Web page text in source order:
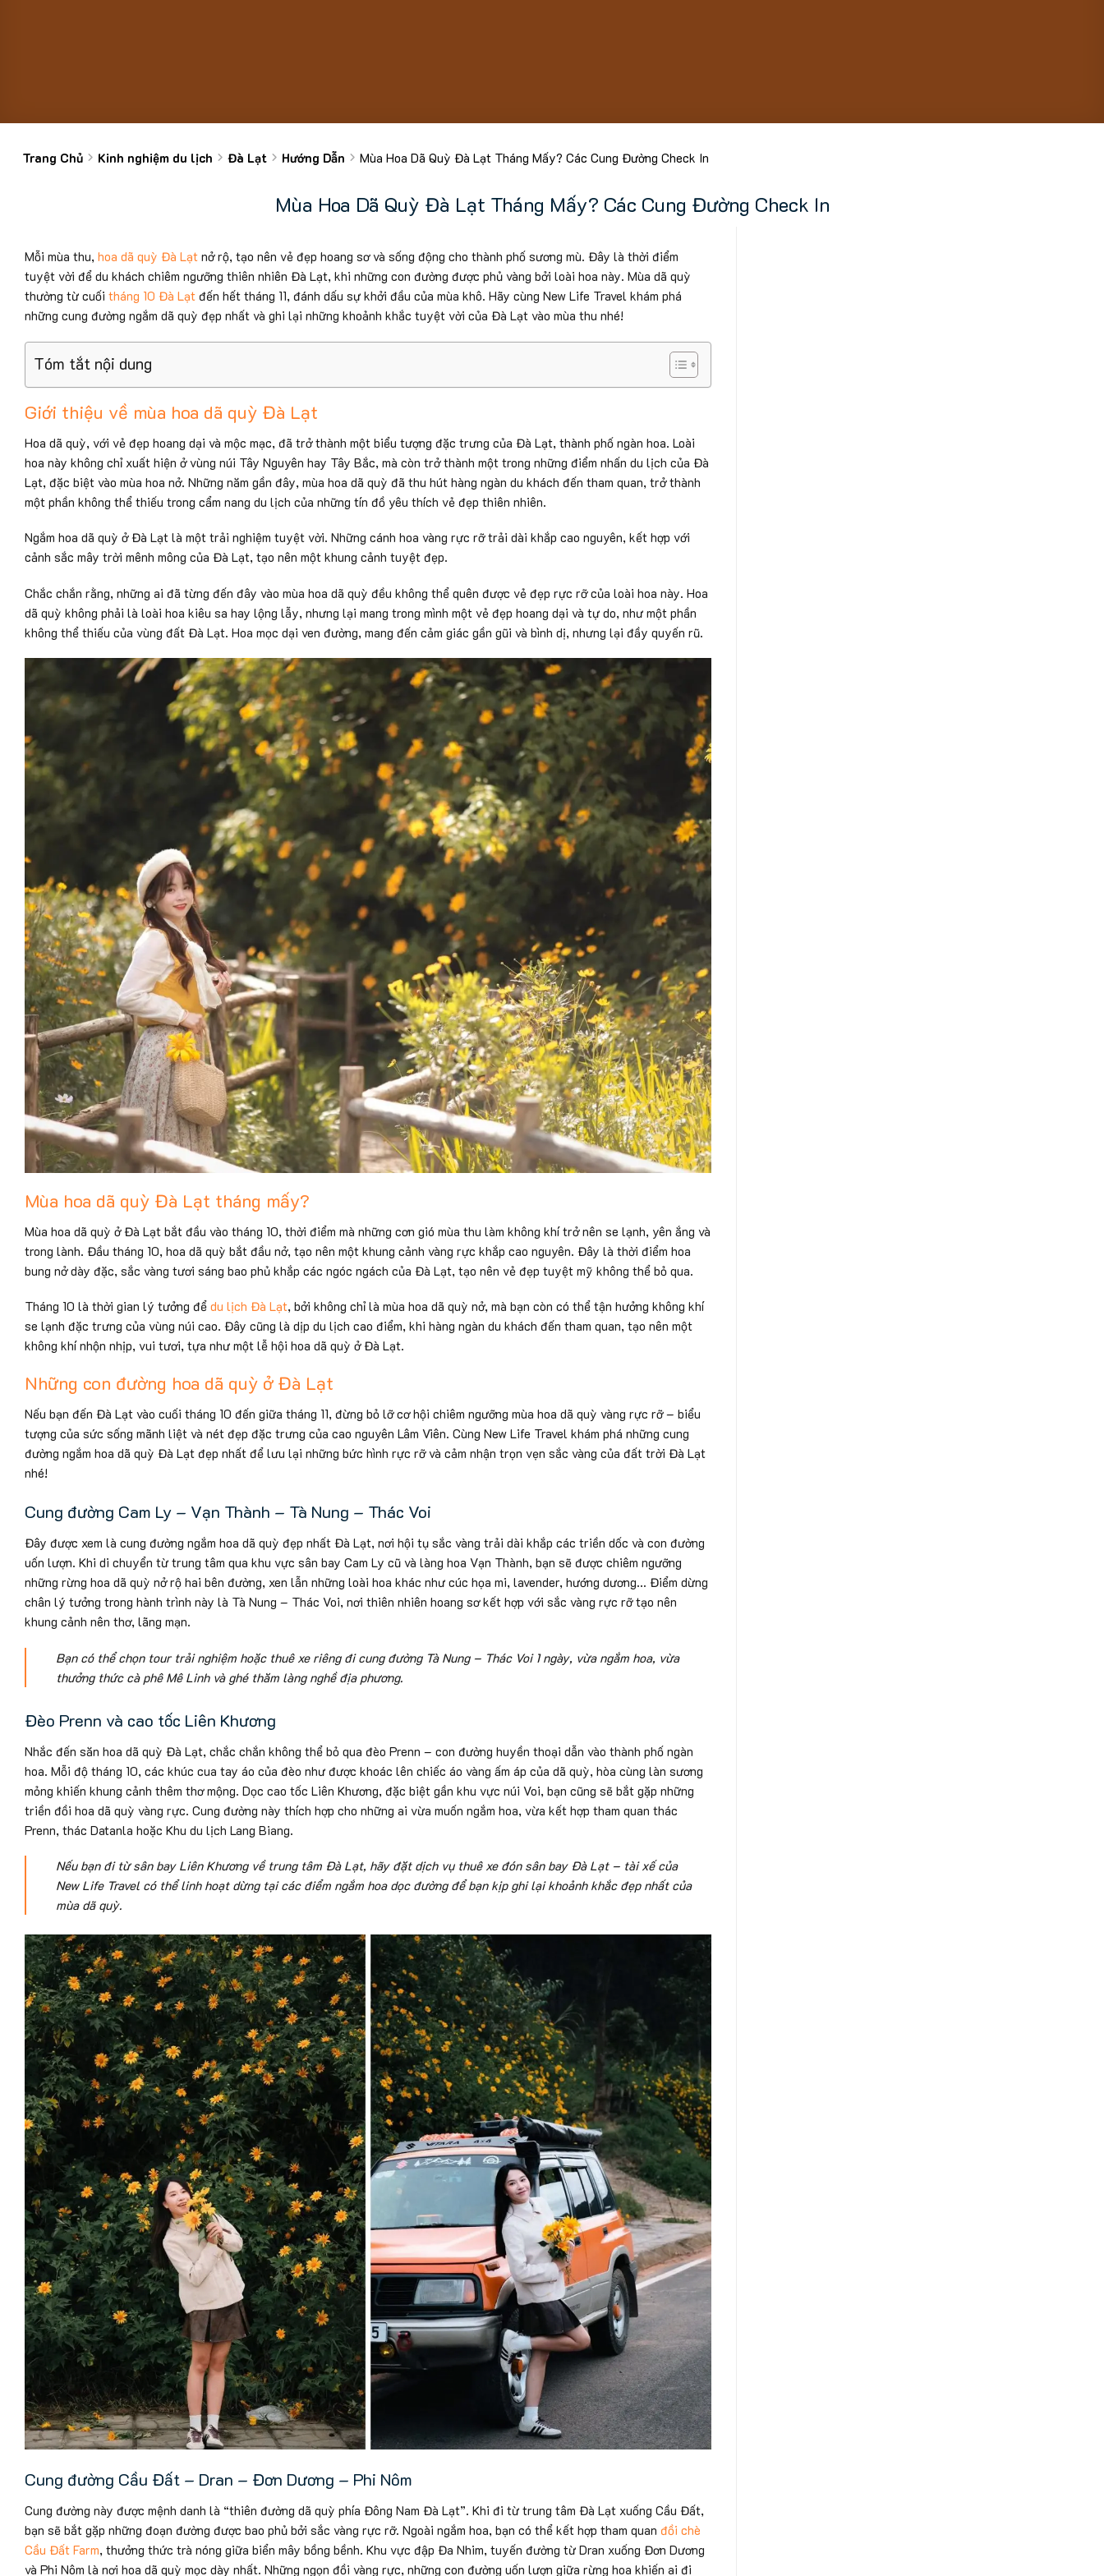
Trang Chủ Kinh nghiệm du lịch Đà Lạt Hướng Dẫn Mùa Hoa Dã Quỳ Đà Lạt Tháng Mấy? Các Cung Đường Check In
Mùa Hoa Dã Quỳ Đà Lạt Tháng Mấy? Các Cung Đường Check In
Mỗi mùa thu, hoa dã quỳ Đà Lạt nở rộ, tạo nên vẻ đẹp hoang sơ và sống động cho thành phố sương mù. Đây là thời điểm
tuyệt vời để du khách chiêm ngưỡng thiên nhiên Đà Lạt, khi những con đường được phủ vàng bởi loài hoa này. Mùa dã quỳ
thường từ cuối tháng 10 Đà Lạt đến hết tháng 11, đánh dấu sự khởi đầu của mùa khô. Hãy cùng New Life Travel khám phá
những cung đường ngắm dã quỳ đẹp nhất và ghi lại những khoảnh khắc tuyệt vời của Đà Lạt vào mùa thu nhé!
Tóm tắt nội dung
Giới thiệu về mùa hoa dã quỳ Đà Lạt
Hoa dã quỳ, với vẻ đẹp hoang dại và mộc mạc, đã trở thành một biểu tượng đặc trưng của Đà Lạt, thành phố ngàn hoa. Loài
hoa này không chỉ xuất hiện ở vùng núi Tây Nguyên hay Tây Bắc, mà còn trở thành một trong những điểm nhấn du lịch của Đà
Lạt, đặc biệt vào mùa hoa nở. Những năm gần đây, mùa hoa dã quỳ đã thu hút hàng ngàn du khách đến tham quan, trở thành
một phần không thể thiếu trong cẩm nang du lịch của những tín đồ yêu thích vẻ đẹp thiên nhiên.
Ngắm hoa dã quỳ ở Đà Lạt là một trải nghiệm tuyệt vời. Những cánh hoa vàng rực rỡ trải dài khắp cao nguyên, kết hợp với
cảnh sắc mây trời mênh mông của Đà Lạt, tạo nên một khung cảnh tuyệt đẹp.
Chắc chắn rằng, những ai đã từng đến đây vào mùa hoa dã quỳ đều không thể quên được vẻ đẹp rực rỡ của loài hoa này. Hoa
dã quỳ không phải là loài hoa kiêu sa hay lộng lẫy, nhưng lại mang trong mình một vẻ đẹp hoang dại và tự do, như một phần
không thể thiếu của vùng đất Đà Lạt. Hoa mọc dại ven đường, mang đến cảm giác gần gũi và bình dị, nhưng lại đầy quyến rũ.
Mùa hoa dã quỳ Đà Lạt tháng mấy?
Mùa hoa dã quỳ ở Đà Lạt bắt đầu vào tháng 10, thời điểm mà những cơn gió mùa thu làm không khí trở nên se lạnh, yên ắng và
trong lành. Đầu tháng 10, hoa dã quỳ bắt đầu nở, tạo nên một khung cảnh vàng rực khắp cao nguyên. Đây là thời điểm hoa
bung nở dày đặc, sắc vàng tươi sáng bao phủ khắp các ngóc ngách của Đà Lạt, tạo nên vẻ đẹp tuyệt mỹ không thể bỏ qua.
Tháng 10 là thời gian lý tưởng để du lịch Đà Lạt, bởi không chỉ là mùa hoa dã quỳ nở, mà bạn còn có thể tận hưởng không khí
se lạnh đặc trưng của vùng núi cao. Đây cũng là dịp du lịch cao điểm, khi hàng ngàn du khách đến tham quan, tạo nên một
không khí nhộn nhịp, vui tươi, tựa như một lễ hội hoa dã quỳ ở Đà Lạt.
Những con đường hoa dã quỳ ở Đà Lạt
Nếu bạn đến Đà Lạt vào cuối tháng 10 đến giữa tháng 11, đừng bỏ lỡ cơ hội chiêm ngưỡng mùa hoa dã quỳ vàng rực rỡ – biểu
tượng của sức sống mãnh liệt và nét đẹp đặc trưng của cao nguyên Lâm Viên. Cùng New Life Travel khám phá những cung
đường ngắm hoa dã quỳ Đà Lạt đẹp nhất để lưu lại những bức hình rực rỡ và cảm nhận trọn vẹn sắc vàng của đất trời Đà Lạt
nhé!
Cung đường Cam Ly – Vạn Thành – Tà Nung – Thác Voi
Đây được xem là cung đường ngắm hoa dã quỳ đẹp nhất Đà Lạt, nơi hội tụ sắc vàng trải dài khắp các triền dốc và con đường
uốn lượn. Khi di chuyển từ trung tâm qua khu vực sân bay Cam Ly cũ và làng hoa Vạn Thành, bạn sẽ được chiêm ngưỡng
những rừng hoa dã quỳ nở rộ hai bên đường, xen lẫn những loài hoa khác như cúc họa mi, lavender, hướng dương… Điểm dừng
chân lý tưởng trong hành trình này là Tà Nung – Thác Voi, nơi thiên nhiên hoang sơ kết hợp với sắc vàng rực rỡ tạo nên
khung cảnh nên thơ, lãng mạn.
Bạn có thể chọn tour trải nghiệm hoặc thuê xe riêng đi cung đường Tà Nung – Thác Voi 1 ngày, vừa ngắm hoa, vừa
thưởng thức cà phê Mê Linh và ghé thăm làng nghề địa phương.
Đèo Prenn và cao tốc Liên Khương
Nhắc đến săn hoa dã quỳ Đà Lạt, chắc chắn không thể bỏ qua đèo Prenn – con đường huyền thoại dẫn vào thành phố ngàn
hoa. Mỗi độ tháng 10, các khúc cua tay áo của đèo như được khoác lên chiếc áo vàng ấm áp của dã quỳ, hòa cùng làn sương
mỏng khiến khung cảnh thêm thơ mộng. Dọc cao tốc Liên Khương, đặc biệt gần khu vực núi Voi, bạn cũng sẽ bắt gặp những
triền đồi hoa dã quỳ vàng rực. Cung đường này thích hợp cho những ai vừa muốn ngắm hoa, vừa kết hợp tham quan thác
Prenn, thác Datanla hoặc Khu du lịch Lang Biang.
Nếu bạn đi từ sân bay Liên Khương về trung tâm Đà Lạt, hãy đặt dịch vụ thuê xe đón sân bay Đà Lạt – tài xế của
New Life Travel có thể linh hoạt dừng tại các điểm ngắm hoa dọc đường để bạn kịp ghi lại khoảnh khắc đẹp nhất của
mùa dã quỳ.
Cung đường Cầu Đất – Dran – Đơn Dương – Phi Nôm
Cung đường này được mệnh danh là “thiên đường dã quỳ phía Đông Nam Đà Lạt”. Khi đi từ trung tâm Đà Lạt xuống Cầu Đất,
bạn sẽ bắt gặp những đoạn đường được bao phủ bởi sắc vàng rực rỡ. Ngoài ngắm hoa, bạn có thể kết hợp tham quan đồi chè
Cầu Đất Farm, thưởng thức trà nóng giữa biển mây bồng bềnh. Khu vực đập Đa Nhim, tuyến đường từ Dran xuống Đơn Dương
và Phi Nôm là nơi hoa dã quỳ mọc dày nhất. Những ngọn đồi vàng rực, những con đường uốn lượn giữa rừng hoa khiến ai đi